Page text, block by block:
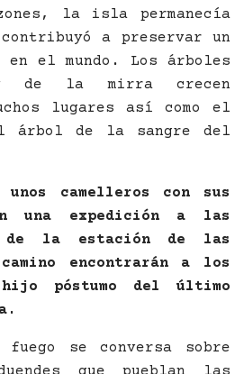
la isla permanecía
a preservar un
en el mundo. Los árboles
de la mirra crecen
lugares así como el
árbol de la sangre del
camelleros con sus
una expedición a las
de la estación de las
encontrarán a los
póstumo del último
se conversa sobre